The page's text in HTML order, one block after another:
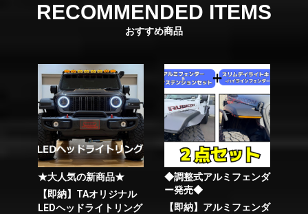
RECOMMENDED ITEMS
おすすめ商品
★大人気の新商品★
【即納】TAオリジナル
LEDヘッドライトリング
◆調整式アルミフェンダ
ー発売◆
【即納】アルミフェンダ